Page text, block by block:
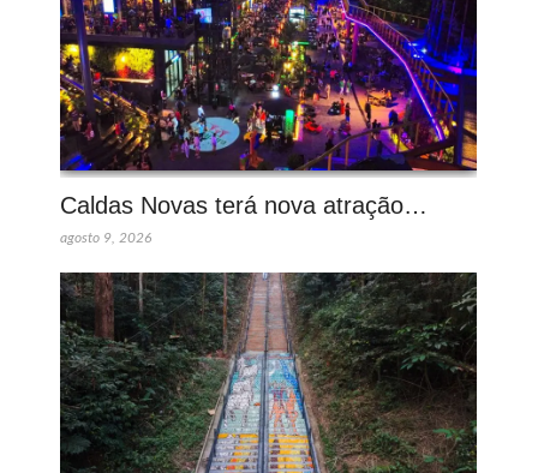
Caldas Novas terá nova atração…
agosto 9, 2026